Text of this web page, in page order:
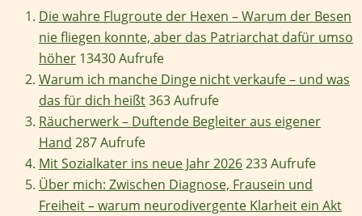
Die wahre Flugroute der Hexen – Warum der Besen
nie fliegen konnte, aber das Patriarchat dafür umso
höher 13430 Aufrufe
Warum ich manche Dinge nicht verkaufe – und was
das für dich heißt363 Aufrufe
Räucherwerk – Duftende Begleiter aus eigener
Hand 287 Aufrufe
Mit Sozialkater ins neue Jahr 2026233 Aufrufe
Über mich: Zwischen Diagnose, Frausein und
Freiheit – warum neurodivergente Klarheit ein Akt